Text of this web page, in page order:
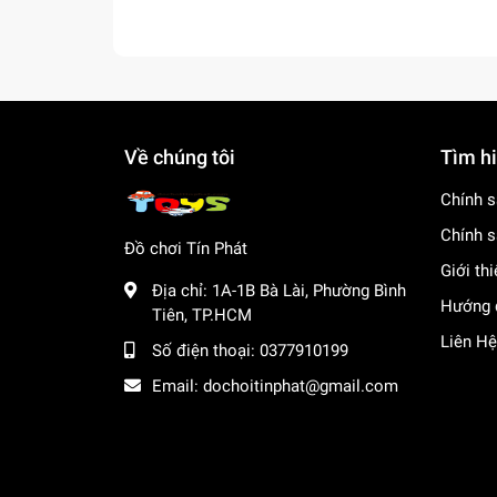
hình tivi và điện thoại.
Tăng cường tương tác xã hội:
Tạo
năng giao tiếp và gắn kết tình bạn.
Giúp bé rời xa màn hình điện thoại,
Mua ngay tại dochoitinphat.com, chúng tôi
thông tin!
Về chúng tôi
Đồ chơi Tín Phát
Địa chỉ: 1A-1B Bà Lài, Phường Bình
Tiên, TP.HCM
Số điện thoại: 0377910199
Email: dochoitinphat@gmail.com
Tìm
Chính
Chính
Giới
Hướng
Liên Hệ